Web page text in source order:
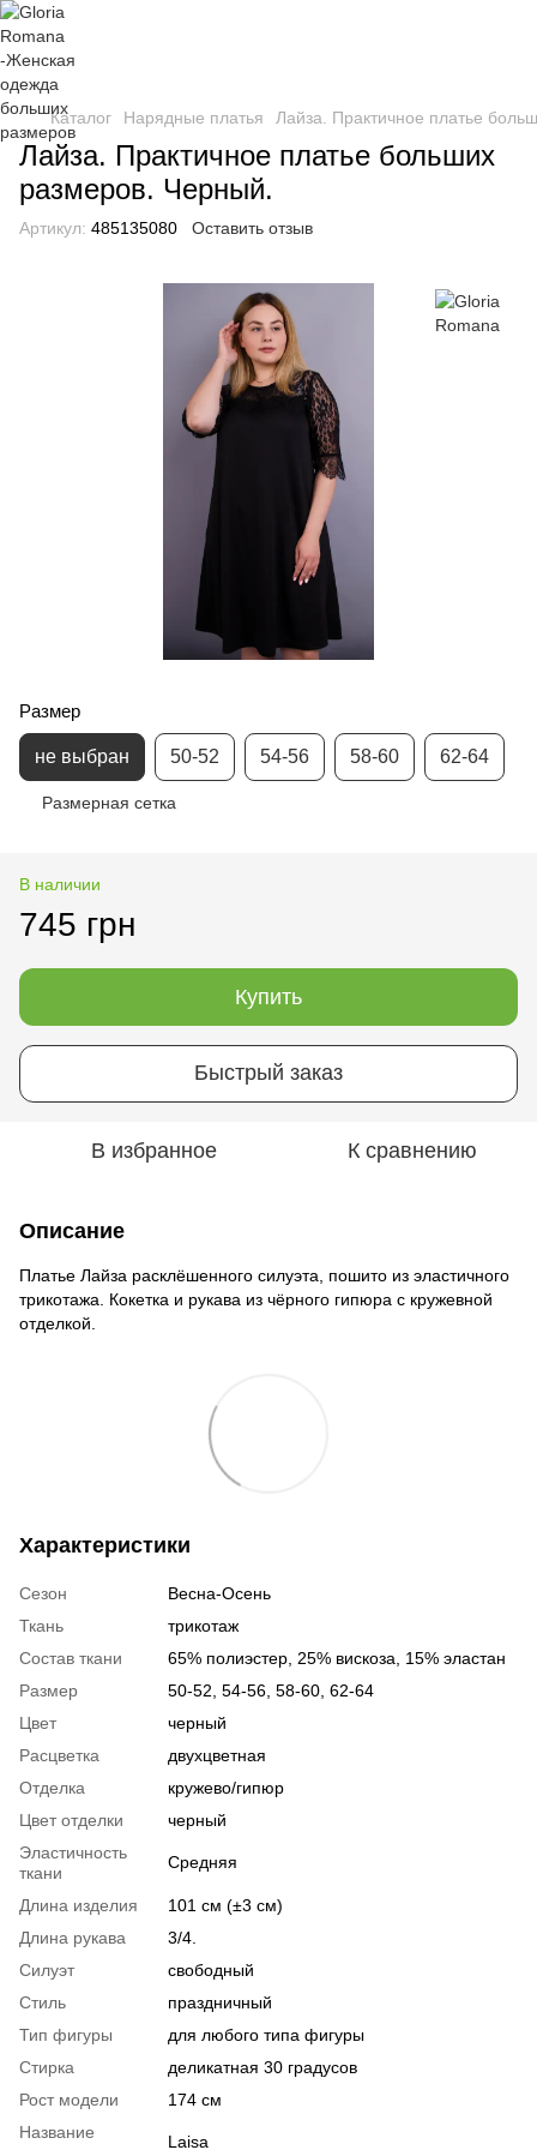
Каталог Нарядные платья Лайза. Практичное платье
Лайза. Практичное платье больших
размеров. Черный.
Артикул: 485135080 Оставить отзыв
Размер
не выбран 50-52 54-56 58-60 62-64
Размерная сетка
В наличии
745 грн
Купить
Быстрый заказ
В избранное К сравнению
Описание
Платье Лайза расклёшенного силуэта, пошито из эластичного
трикотажа. Кокетка и рукава из чёрного гипюра с кружевной
отделкой.
Характеристики
Сезон
Весна-Осень
Ткань
трикотаж
Состав ткани
65% полиэстер, 25% вискоза, 15% эластан
Размер
50-52, 54-56, 58-60, 62-64
Цвет
черный
Расцветка
двухцветная
Отделка
кружево/гипюр
Цвет отделки
черный
Эластичность
ткани
Средняя
Длина изделия
101 см (±3 см)
Длина рукава
3/4.
Силуэт
свободный
Стиль
праздничный
Тип фигуры
для любого типа фигуры
Стирка
деликатная 30 градусов
Рост модели
174 см
Название
Laisa